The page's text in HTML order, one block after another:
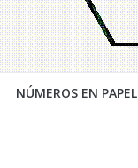
NÚMEROS EN PAPEL